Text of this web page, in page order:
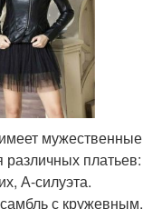
мужественные
различных платьев:
А-силуэта.
с кружевным,